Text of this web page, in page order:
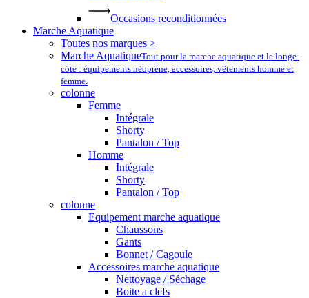
Occasions reconditionnées
Marche Aquatique
Toutes nos marques >
Marche AquatiqueTout pour la marche aquatique et le longe-
côte : équipements néoprène, accessoires, vêtements homme et
femme.
colonne
Femme
Intégrale
Shorty
Pantalon / Top
Homme
Intégrale
Shorty
Pantalon / Top
colonne
Equipement marche aquatique
Chaussons
Gants
Bonnet / Cagoule
Accessoires marche aquatique
Nettoyage / Séchage
Boite a clefs